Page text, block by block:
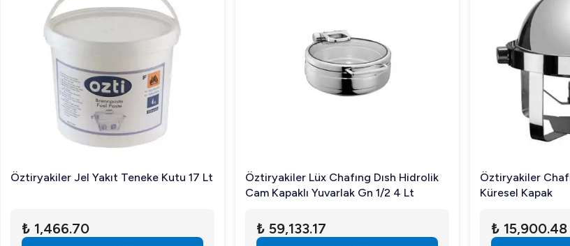
Öztiryakiler Jel Yakıt Teneke Kutu 17 Lt
₺ 1,466.70
Öztiryakiler Lüx Chafıng Dısh Hidrolik
Cam Kapaklı Yuvarlak Gn 1/2 4 Lt
₺ 59,133.17
Öztiryakiler
Küresel Kapak
₺ 15,900.48